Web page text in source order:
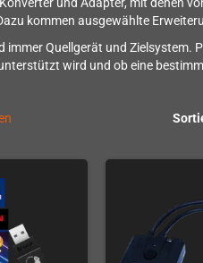
und Adapter, mit denen
kommen ausgewählte
immer Quellgerät und Zielsystem.
wird und ob eine